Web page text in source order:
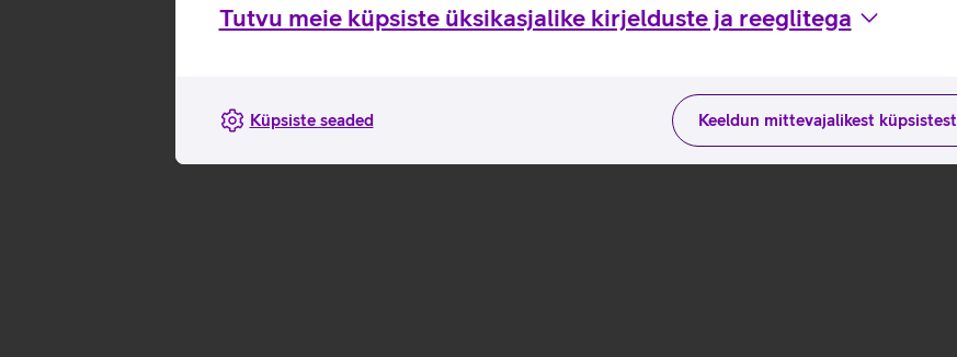
Tutvu meie küpsiste üksikasjalike kirjelduste ja reeglitega
Keeldun mittevajalikest küpsistest
Küpsiste seaded